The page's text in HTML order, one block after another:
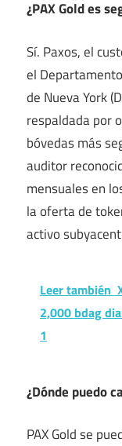
¿PAX Gold es
Sí. Paxos, el
el
de Nueva York
respaldada por
bóvedas más
auditor
mensuales en
la oferta de
activo
Leer también
2,000 bdag
1
¿Dónde puedo
PAX Gold se